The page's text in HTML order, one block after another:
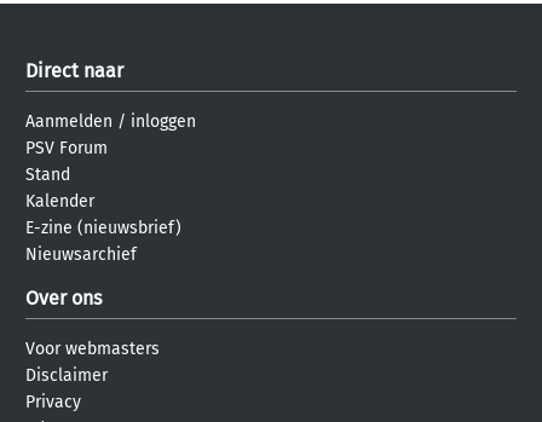
Direct naar
Aanmelden / inloggen
PSV Forum
Stand
Kalender
E-zine (nieuwsbrief)
Nieuwsarchief
Over ons
Voor webmasters
Disclaimer
Privacy